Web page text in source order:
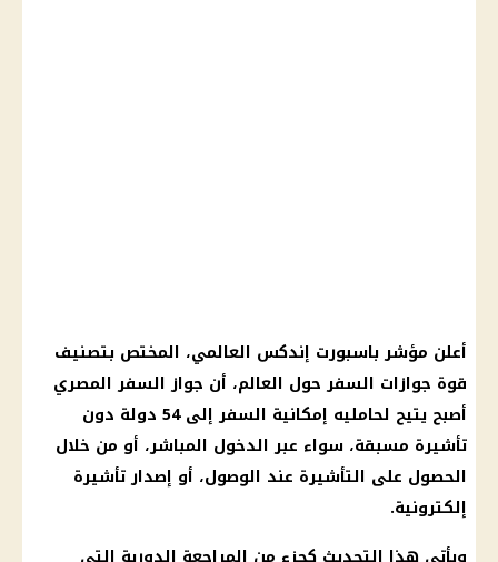
أعلن مؤشر باسبورت إندكس العالمي، المختص بتصنيف
قوة جوازات السفر حول العالم، أن جواز السفر المصري
أصبح يتيح لحامليه إمكانية السفر إلى 54 دولة دون
تأشيرة مسبقة، سواء عبر الدخول المباشر، أو من خلال
الحصول على التأشيرة عند الوصول، أو إصدار تأشيرة
إلكترونية.